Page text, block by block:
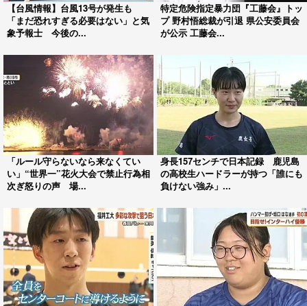
【台風情報】台風13号が発生も
「まだ恐れすぎる必要はない」と気
象予報士 今後の...
特定危険指定暴力団『工藤会』トッ
プ 野村悟総裁が引退 県公安委員会
が公示 工藤会...
「ルール守らないなら来なくてい
い」“世界一”花火大会で禁止行為相
次ぎ怒りの声 場...
身長157センチで日本記録 鹿児島
の高校生ハードラーが持つ「誰にも
負けない強み」...